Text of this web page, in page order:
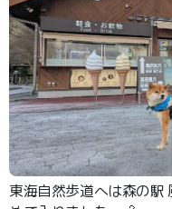
東海自然歩道へは森の駅